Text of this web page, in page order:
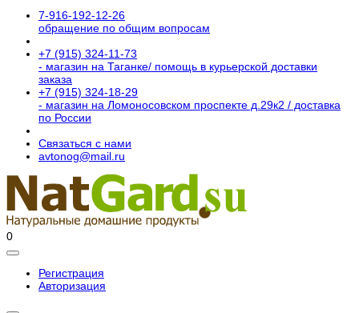
7-916-192-12-26
обращение по общим вопросам
+7 (915) 324-11-73
- магазин на Таганке/ помощь в курьерской доставки
заказа
+7 (915) 324-18-29
- магазин на Ломоносовском проспекте д.29к2 / доставка
по России
Связаться с нами
avtonog@mail.ru
0
Регистрация
Авторизация